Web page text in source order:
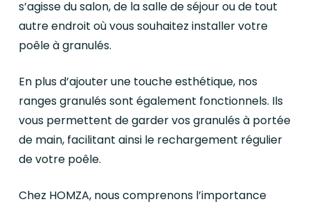
s’agisse du salon, de la salle de séjour ou de tout
autre endroit où vous souhaitez installer votre
poêle à granulés.
En plus d’ajouter une touche esthétique, nos
ranges granulés sont également fonctionnels. Ils
vous permettent de garder vos granulés à portée
de main, facilitant ainsi le rechargement régulier
de votre poêle.
Chez HOMZA, nous comprenons l’importance